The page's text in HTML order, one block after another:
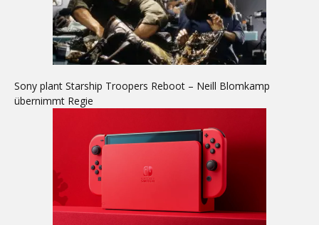
Sony plant Starship Troopers Reboot – Neill Blomkamp
übernimmt Regie